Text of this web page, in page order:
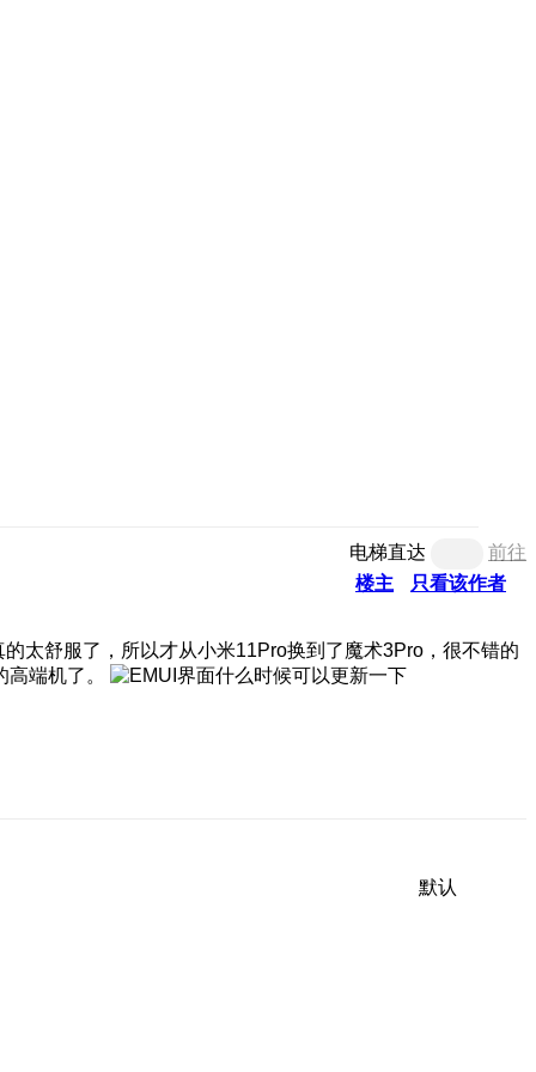
电梯直达
前往
楼主
只看该作者
太舒服了，所以才从小米11Pro换到了魔术3Pro，很不错的
端机了。
默认